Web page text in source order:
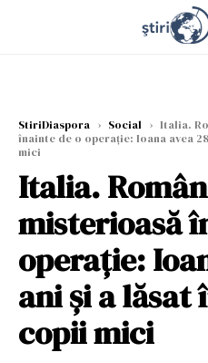
StiriDiaspora › Social › Italia.
înainte de o operație: Ioana avea
mici
Italia.
misterioasă
operație:
ani și a lăsat
copii mici